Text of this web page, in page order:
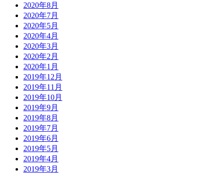
2020年8月
2020年7月
2020年5月
2020年4月
2020年3月
2020年2月
2020年1月
2019年12月
2019年11月
2019年10月
2019年9月
2019年8月
2019年7月
2019年6月
2019年5月
2019年4月
2019年3月